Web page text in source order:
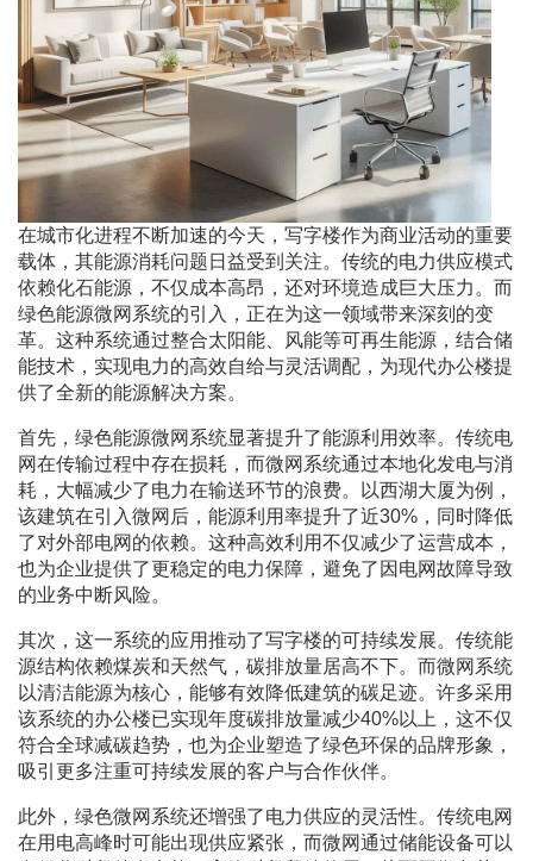
在城市化进程不断加速的今天，写字楼作为商业活动的重要
载体，其能源消耗问题日益受到关注。传统的电力供应模式
依赖化石能源，不仅成本高昂，还对环境造成巨大压力。而
绿色能源微网系统的引入，正在为这一领域带来深刻的变
革。这种系统通过整合太阳能、风能等可再生能源，结合储
能技术，实现电力的高效自给与灵活调配，为现代办公楼提
供了全新的能源解决方案。
首先，绿色能源微网系统显著提升了能源利用效率。传统电
网在传输过程中存在损耗，而微网系统通过本地化发电与消
耗，大幅减少了电力在输送环节的浪费。以西湖大厦为例，
该建筑在引入微网后，能源利用率提升了近30%，同时降低
了对外部电网的依赖。这种高效利用不仅减少了运营成本，
也为企业提供了更稳定的电力保障，避免了因电网故障导致
的业务中断风险。
其次，这一系统的应用推动了写字楼的可持续发展。传统能
源结构依赖煤炭和天然气，碳排放量居高不下。而微网系统
以清洁能源为核心，能够有效降低建筑的碳足迹。许多采用
该系统的办公楼已实现年度碳排放量减少40%以上，这不仅
符合全球减碳趋势，也为企业塑造了绿色环保的品牌形象，
吸引更多注重可持续发展的客户与合作伙伴。
此外，绿色微网系统还增强了电力供应的灵活性。传统电网
在用电高峰时可能出现供应紧张，而微网通过储能设备可以